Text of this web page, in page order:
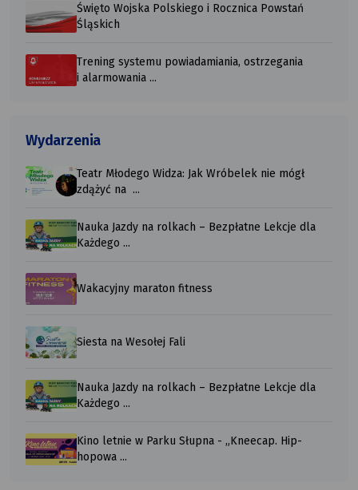
Święto Wojska Polskiego i Rocznica Powstań
Śląskich
Trening systemu powiadamiania, ostrzegania
i alarmowania ...
Wydarzenia
Teatr Młodego Widza: Jak Wróbelek nie mógł
zdążyć na ...
Nauka Jazdy na rolkach – Bezpłatne Lekcje dla
Każdego ...
Wakacyjny maraton fitness
Siesta na Wesołej Fali
Nauka Jazdy na rolkach – Bezpłatne Lekcje dla
Każdego ...
Kino letnie w Parku Słupna - „Kneecap. Hip-
hopowa ...